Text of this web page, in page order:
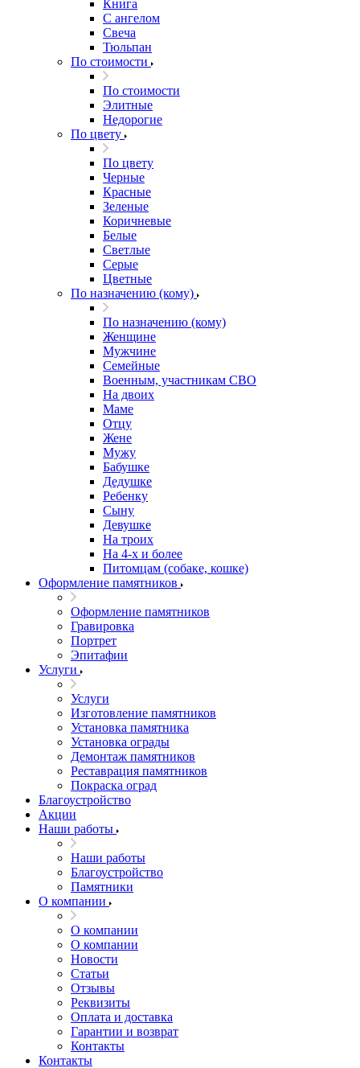
Книга
С ангелом
Свеча
Тюльпан
По стоимости
По стоимости
Элитные
Недорогие
По цвету
По цвету
Черные
Красные
Зеленые
Коричневые
Белые
Светлые
Серые
Цветные
По назначению (кому)
По назначению (кому)
Женщине
Мужчине
Семейные
Военным, участникам СВО
На двоих
Маме
Отцу
Жене
Мужу
Бабушке
Дедушке
Ребенку
Сыну
Девушке
На троих
На 4-х и более
Питомцам (собаке, кошке)
Оформление памятников
Оформление памятников
Гравировка
Портрет
Эпитафии
Услуги
Услуги
Изготовление памятников
Установка памятника
Установка ограды
Демонтаж памятников
Реставрация памятников
Покраска оград
Благоустройство
Акции
Наши работы
Наши работы
Благоустройство
Памятники
О компании
О компании
О компании
Новости
Статьи
Отзывы
Реквизиты
Оплата и доставка
Гарантии и возврат
Контакты
Контакты